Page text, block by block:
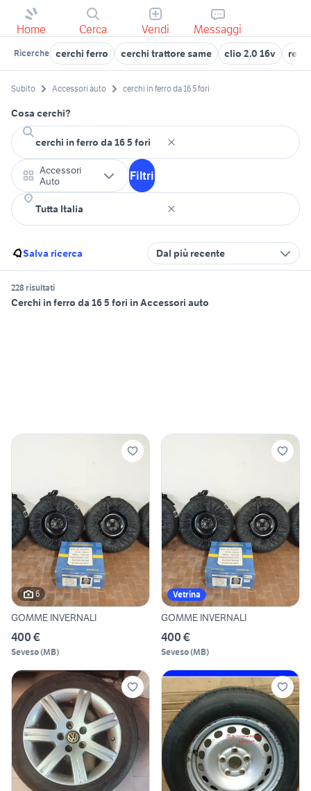
Home Cerca Vendi Messaggi
Ricerche cerchi ferro cerchi trattore same clio 2.0 16v
Subito Accessori auto cerchi in ferro da 16 5 fori
Cosa cerchi?
Accessori
Auto
Filtri
Salva ricerca Dal più recente
228 risultati
Cerchi in ferro da 16 5 fori in Accessori auto
6
GOMME INVERNALI
400 €
Seveso(MB)
Vetrina
GOMME INVERNALI
400 €
Seveso(MB)